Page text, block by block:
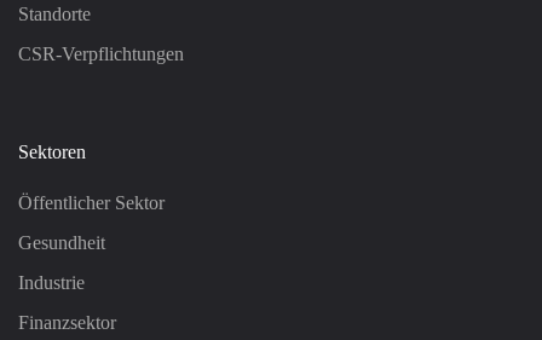
Standorte
CSR-Verpflichtungen
Sektoren
Öffentlicher Sektor
Gesundheit
Industrie
Finanzsektor